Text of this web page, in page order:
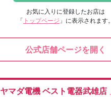
お気に入りに登録したお店は
「 トップページ 」に表示されます。
公式店舗ページを開く
ヤマダ電機 ベスト電器武雄店